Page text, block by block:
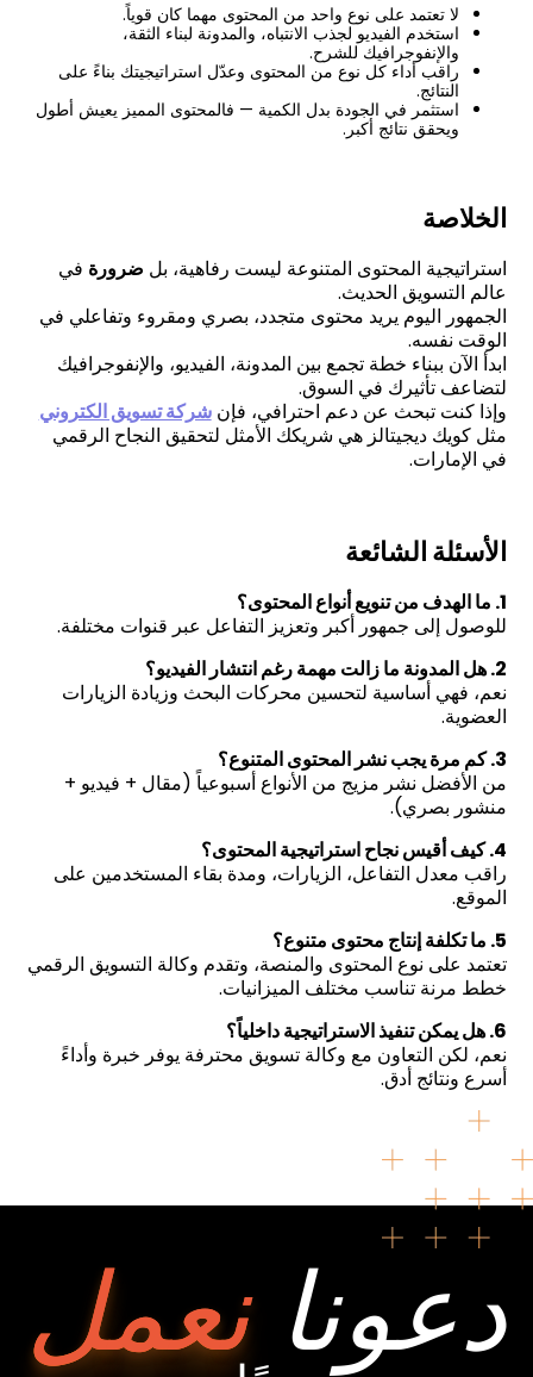
لا تعتمد على نوع واحد من المحتوى مهما كان قوياً.
استخدم الفيديو لجذب الانتباه، والمدونة لبناء الثقة،
والإنفوجرافيك للشرح.
راقب أداء كل نوع من المحتوى وعدّل استراتيجيتك بناءً على
النتائج.
استثمر في الجودة بدل الكمية — فالمحتوى المميز يعيش أطول
ويحقق نتائج أكبر.
الخلاصة
استراتيجية المحتوى المتنوعة ليست رفاهية، بل ضرورة في
عالم التسويق الحديث.
الجمهور اليوم يريد محتوى متجدد، بصري ومقروء وتفاعلي في
الوقت نفسه.
ابدأ الآن ببناء خطة تجمع بين المدونة، الفيديو، والإنفوجرافيك
لتضاعف تأثيرك في السوق.
وإذا كنت تبحث عن دعم احترافي، فإنشركة تسويق الكتروني
مثل كويك ديجيتالز هي شريكك الأمثل لتحقيق النجاح الرقمي
في الإمارات.
الأسئلة الشائعة
1. ما الهدف من تنويع أنواع المحتوى؟
للوصول إلى جمهور أكبر وتعزيز التفاعل عبر قنوات مختلفة.
2. هل المدونة ما زالت مهمة رغم انتشار الفيديو؟
نعم، فهي أساسية لتحسين محركات البحث وزيادة الزيارات
العضوية.
3. كم مرة يجب نشر المحتوى المتنوع؟
من الأفضل نشر مزيج من الأنواع أسبوعياً (مقال + فيديو +
منشور بصري).
4. كيف أقيس نجاح استراتيجية المحتوى؟
راقب معدل التفاعل، الزيارات، ومدة بقاء المستخدمين على
الموقع.
5. ما تكلفة إنتاج محتوى متنوع؟
تعتمد على نوع المحتوى والمنصة، وتقدم وكالة التسويق الرقمي
خطط مرنة تناسب مختلف الميزانيات.
6. هل يمكن تنفيذ الاستراتيجية داخلياً؟
نعم، لكن التعاون مع وكالة تسويق محترفة يوفر خبرة وأداءً
أسرع ونتائج أدق.
دعونانعمل